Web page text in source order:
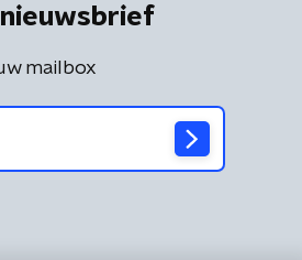
nieuwsbrief
mailbox